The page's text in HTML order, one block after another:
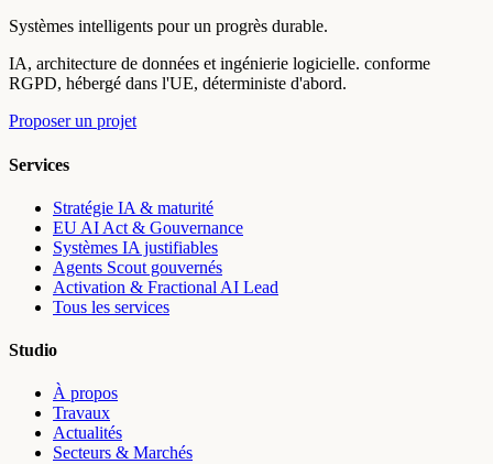
Systèmes intelligents pour un progrès durable.
IA, architecture de données et ingénierie logicielle. conforme
RGPD, hébergé dans l'UE, déterministe d'abord.
Proposer un projet
Services
Stratégie IA & maturité
EU AI Act & Gouvernance
Systèmes IA justifiables
Agents Scout gouvernés
Activation & Fractional AI Lead
Tous les services
Studio
À propos
Travaux
Actualités
Secteurs & Marchés